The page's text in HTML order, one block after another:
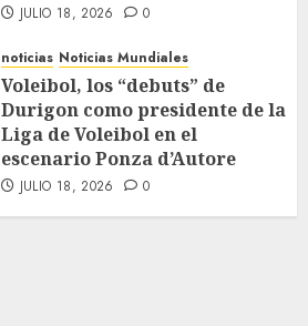
JULIO 18, 2026 0
noticias Noticias Mundiales
Voleibol, los “debuts” de
Durigon como presidente de la
Liga de Voleibol en el
escenario Ponza d’Autore
JULIO 18, 2026 0